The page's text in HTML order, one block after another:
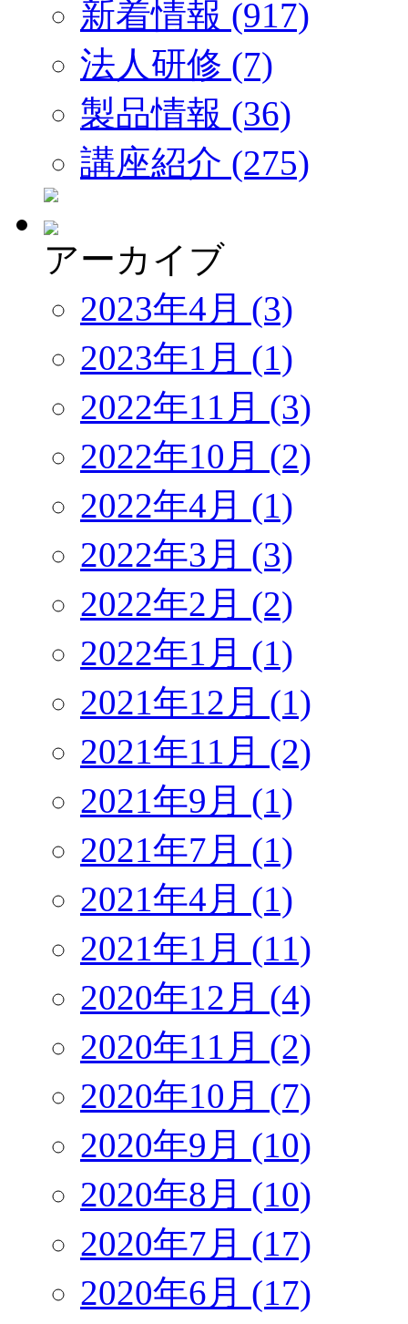
新着情報 (917)
法人研修 (7)
製品情報 (36)
講座紹介 (275)
アーカイブ
2023年4月 (3)
2023年1月 (1)
2022年11月 (3)
2022年10月 (2)
2022年4月 (1)
2022年3月 (3)
2022年2月 (2)
2022年1月 (1)
2021年12月 (1)
2021年11月 (2)
2021年9月 (1)
2021年7月 (1)
2021年4月 (1)
2021年1月 (11)
2020年12月 (4)
2020年11月 (2)
2020年10月 (7)
2020年9月 (10)
2020年8月 (10)
2020年7月 (17)
2020年6月 (17)